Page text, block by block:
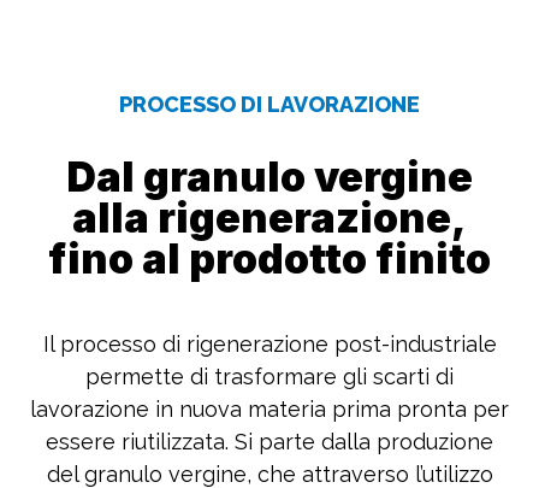
PROCESSO DI LAVORAZIONE
Dal granulo vergine
alla rigenerazione,
fino al prodotto finito
Il processo di rigenerazione post-industriale
permette di trasformare gli scarti di
lavorazione in nuova materia prima pronta per
essere riutilizzata. Si parte dalla produzione
del granulo vergine, che attraverso l’utilizzo